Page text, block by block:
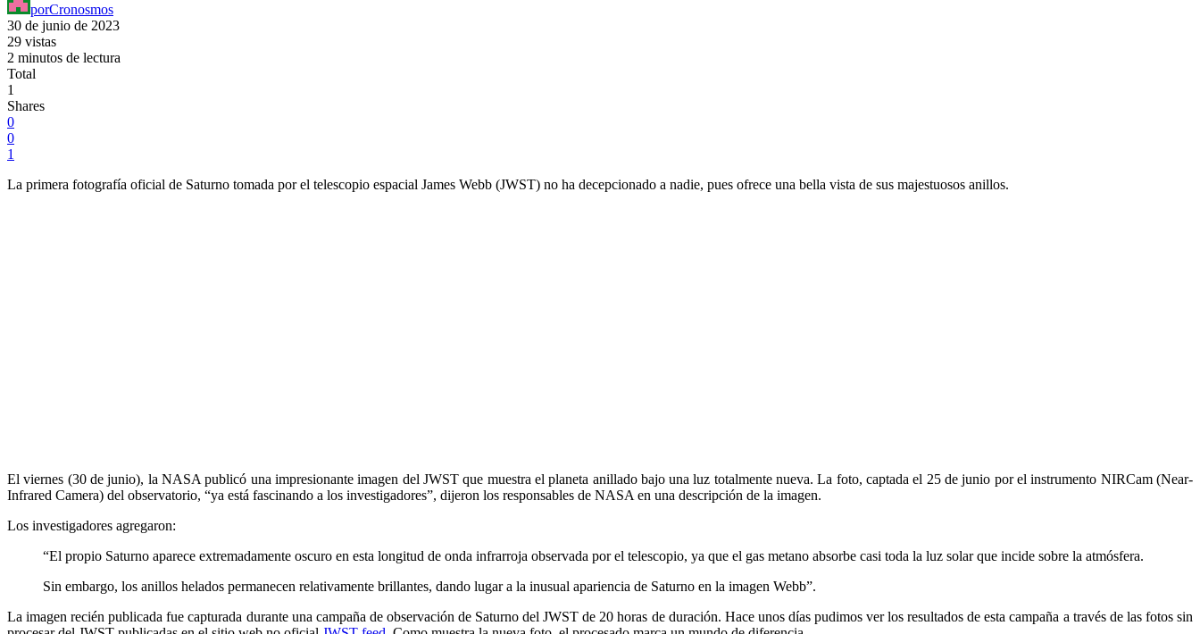
porCronosmos
30 de junio de 2023
29 vistas
2 minutos de lectura
Total
1
Shares
0
0
1
La primera fotografía oficial de Saturno tomada por el telescopio espacial James Webb (JWST) no ha decepcionado a nadie, pues ofrece una bella vista de sus majestuosos anillos.
El viernes (30 de junio), la NASA publicó una impresionante imagen del JWST que muestra el planeta anillado bajo una luz totalmente nueva. La foto, captada el 25 de junio por el instrumento NIRCam (Near-
Infrared Camera) del observatorio, “ya está fascinando a los investigadores”, dijeron los responsables de NASA en una descripción de la imagen.
Los investigadores agregaron:
“El propio Saturno aparece extremadamente oscuro en esta longitud de onda infrarroja observada por el telescopio, ya que el gas metano absorbe casi toda la luz solar que incide sobre la atmósfera.
Sin embargo, los anillos helados permanecen relativamente brillantes, dando lugar a la inusual apariencia de Saturno en la imagen Webb”.
La imagen recién publicada fue capturada durante una campaña de observación de Saturno del JWST de 20 horas de duración. Hace unos días pudimos ver los resultados de esta campaña a través de las fotos sin